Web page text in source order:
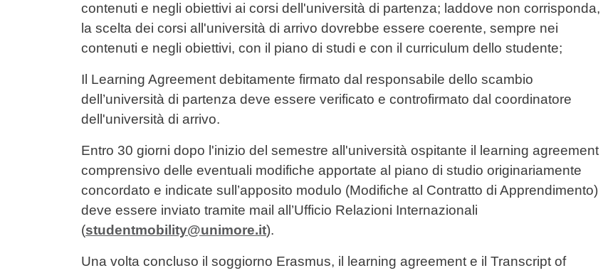
contenuti e negli obiettivi ai corsi dell'università di partenza; laddove non corrisponda,
la scelta dei corsi all'università di arrivo dovrebbe essere coerente, sempre nei
contenuti e negli obiettivi, con il piano di studi e con il curriculum dello studente;
Il Learning Agreement debitamente firmato dal responsabile dello scambio
dell’università di partenza deve essere verificato e controfirmato dal coordinatore
dell'università di arrivo.
Entro 30 giorni dopo l'inizio del semestre all'università ospitante il learning agreement
comprensivo delle eventuali modifiche apportate al piano di studio originariamente
concordato e indicate sull’apposito modulo (Modifiche al Contratto di Apprendimento)
deve essere inviato tramite mail all’Ufficio Relazioni Internazionali
(studentmobility@unimore.it).
Una volta concluso il soggiorno Erasmus, il learning agreement e il Transcript of